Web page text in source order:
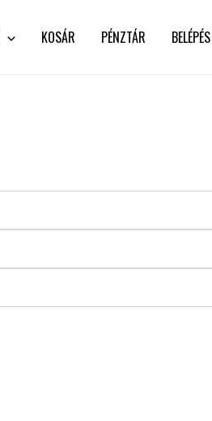
KOSÁR PÉNZTÁR BELÉPÉS